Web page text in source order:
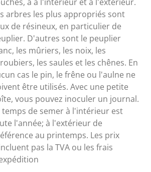
arbres les plus appropriés sont
de résineux, en particulier de
D'autres sont le peuplier
les mûriers, les noix, les
les saules et les chênes. En
cas le pin, le frêne ou l'aulne ne
être utilisés. Avec une petite
vous pouvez inoculer un journal.
temps de semer à l'intérieur est
l'année; à l'extérieur de
au printemps. Les prix
pas la TVA ou les frais